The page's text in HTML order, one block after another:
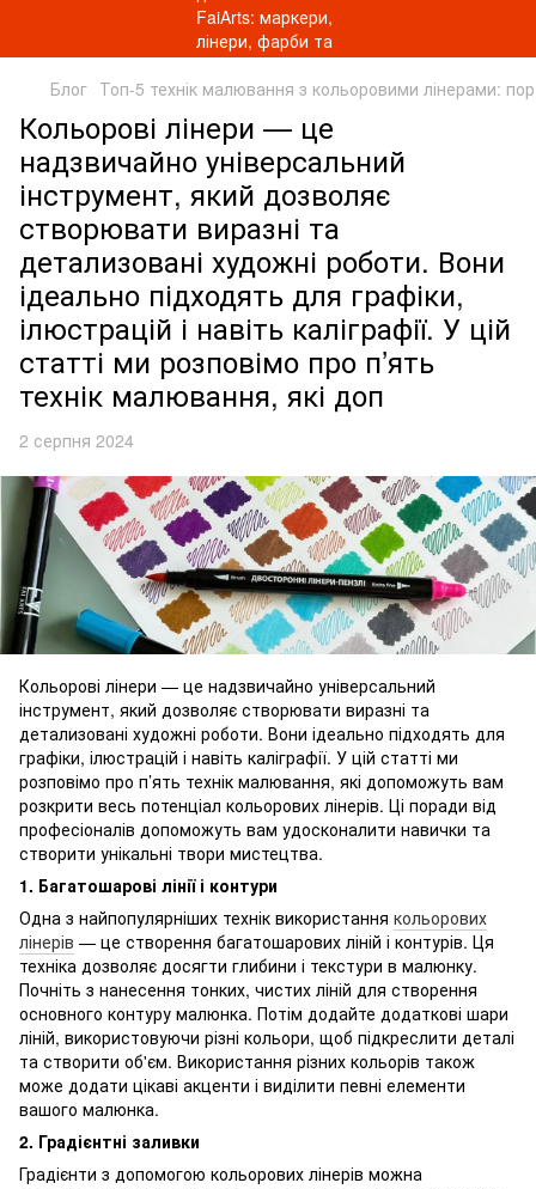
Блог Топ-5 технік малювання з кольоровими лінерами:
Кольорові лінери — це
надзвичайно універсальний
інструмент, який дозволяє
створювати виразні та
детализовані художні роботи. Вони
ідеально підходять для графіки,
ілюстрацій і навіть каліграфії. У цій
статті ми розповімо про п’ять
технік малювання, які доп
2 серпня 2024
Кольорові лінери — це надзвичайно універсальний
інструмент, який дозволяє створювати виразні та
детализовані художні роботи. Вони ідеально підходять для
графіки, ілюстрацій і навіть каліграфії. У цій статті ми
розповімо про п’ять технік малювання, які допоможуть вам
розкрити весь потенціал кольорових лінерів. Ці поради від
професіоналів допоможуть вам удосконалити навички та
створити унікальні твори мистецтва.
1. Багатошарові лінії і контури
Одна з найпопулярніших технік використання кольорових
лінерів — це створення багатошарових ліній і контурів. Ця
техніка дозволяє досягти глибини і текстури в малюнку.
Почніть з нанесення тонких, чистих ліній для створення
основного контуру малюнка. Потім додайте додаткові шари
ліній, використовуючи різні кольори, щоб підкреслити деталі
та створити об'єм. Використання різних кольорів також
може додати цікаві акценти і виділити певні елементи
вашого малюнка.
2. Градієнтні заливки
Градієнти з допомогою кольорових лінерів можна